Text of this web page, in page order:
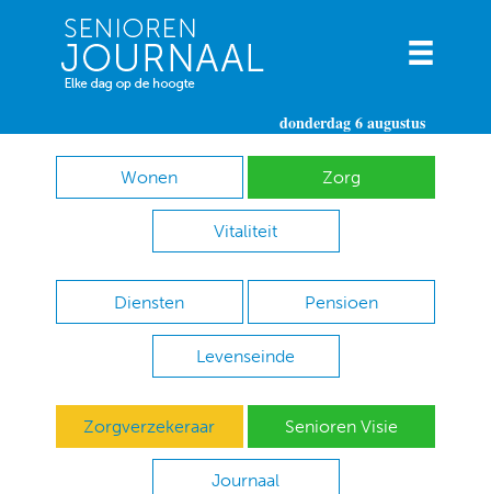
donderdag 6 augustus
Wonen Zorg
Vitaliteit
Diensten Pensioen
Levenseinde
Zorgverzekeraar Senioren Visie
Journaal